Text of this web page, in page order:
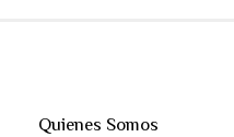
Quienes Somos